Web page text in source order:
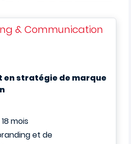
& Communication
en stratégie de marque
mois
et de